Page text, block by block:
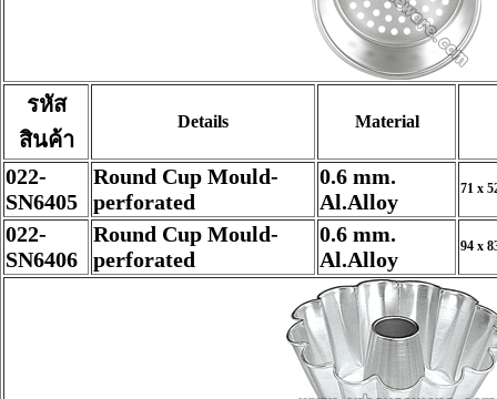
รหัส
สินค้า
Details Material
022-
SN6405
Round Cup Mould-
perforated
0.6 mm.
Al.Alloy
71 x
022-
SN6406
Round Cup Mould-
perforated
0.6 mm.
Al.Alloy
94 x